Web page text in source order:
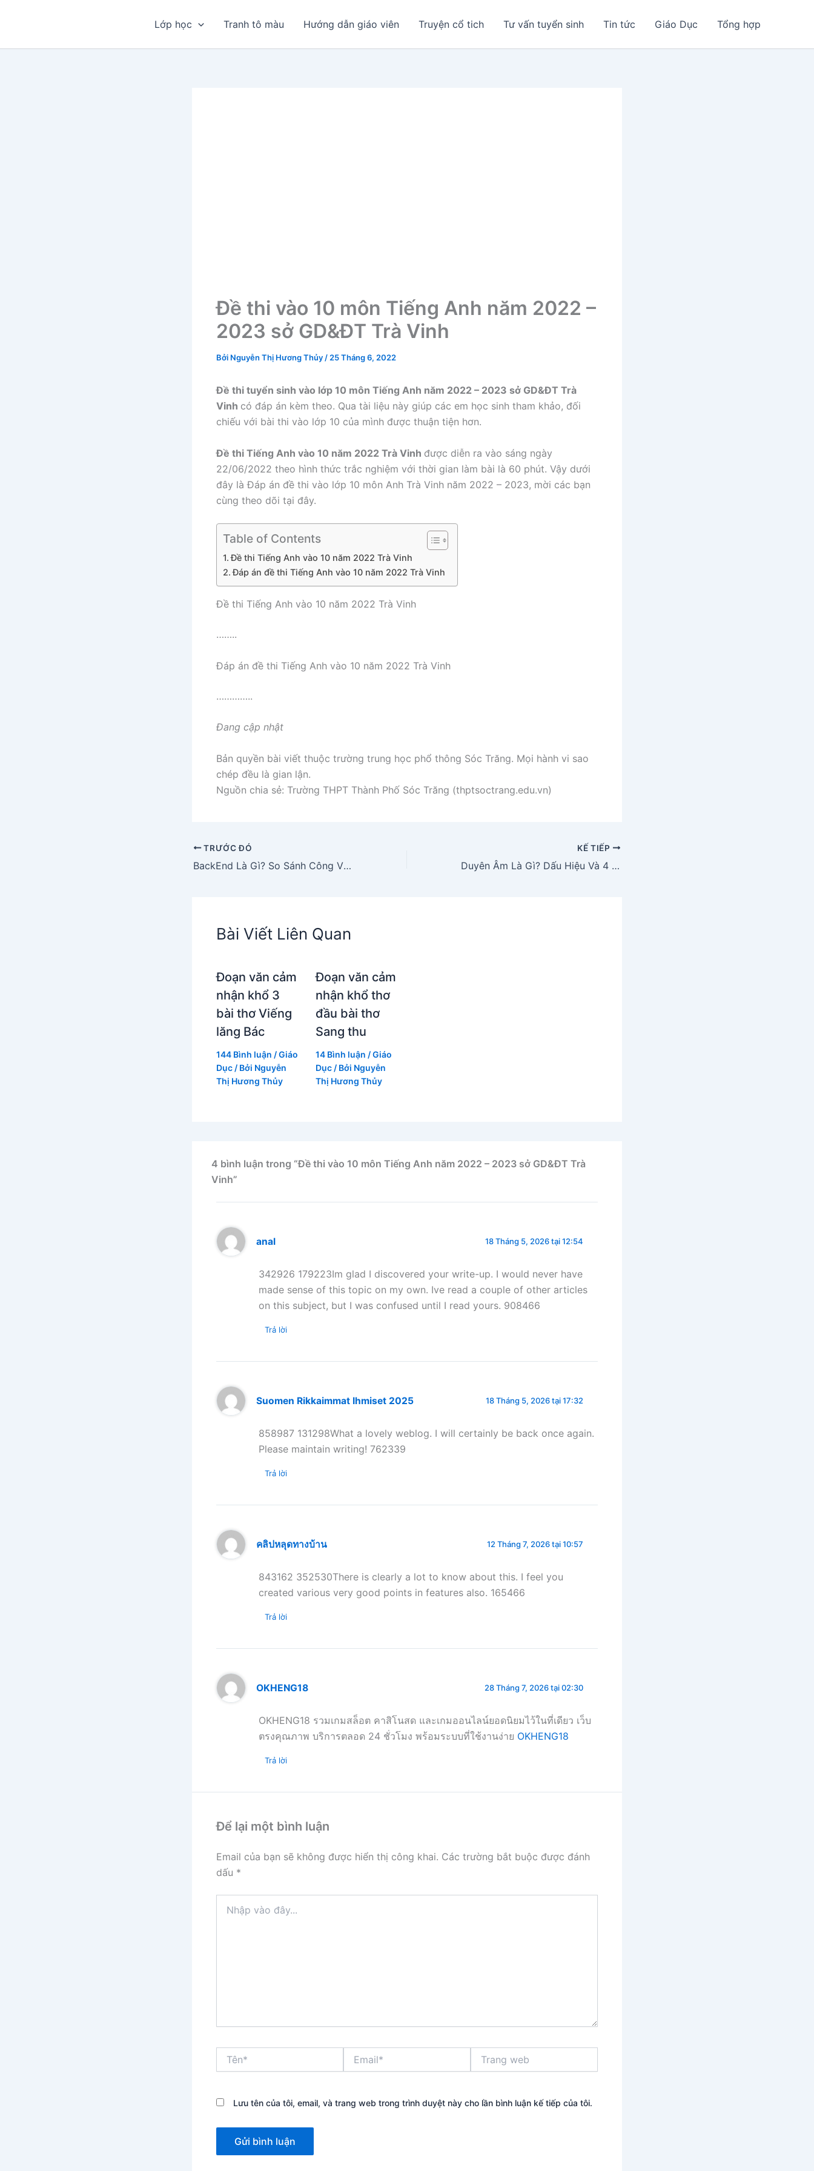
Lớp học Tranh tô màu Hướng dẫn giáo viên Truyện cổ tich Tư vấn tuyển sinh Tin tức Giáo Dục Tổng hợp
Đề thi vào 10 môn Tiếng Anh năm 2022 –
2023 sở GD&ĐT Trà Vinh
Bởi Nguyễn Thị Hương Thủy / 25 Tháng 6, 2022
Đề thi tuyển sinh vào lớp 10 môn Tiếng Anh năm 2022 – 2023 sở GD&ĐT Trà
Vinh có đáp án kèm theo. Qua tài liệu này giúp các em học sinh tham khảo, đối
chiếu với bài thi vào lớp 10 của mình được thuận tiện hơn.
Đề thi Tiếng Anh vào 10 năm 2022 Trà Vinh được diễn ra vào sáng ngày
22/06/2022 theo hình thức trắc nghiệm với thời gian làm bài là 60 phút. Vậy dưới
đây là Đáp án đề thi vào lớp 10 môn Anh Trà Vinh năm 2022 – 2023, mời các bạn
cùng theo dõi tại đây.
Table of Contents
Đề thi Tiếng Anh vào 10 năm 2022 Trà Vinh
Đáp án đề thi Tiếng Anh vào 10 năm 2022 Trà Vinh
Đề thi Tiếng Anh vào 10 năm 2022 Trà Vinh
……..
Đáp án đề thi Tiếng Anh vào 10 năm 2022 Trà Vinh
…………..
Đang cập nhật
Bản quyền bài viết thuộc trường trung học phổ thông Sóc Trăng. Mọi hành vi sao
chép đều là gian lận.
Nguồn chia sẻ: Trường THPT Thành Phố Sóc Trăng (thptsoctrang.edu.vn)
TRƯỚC ĐÓ
BackEnd Là Gì? So Sánh Công Việc Của FrontEnd Và BackEnd
KẾ TIẾP
Duyên Âm Là Gì? Dấu Hiệu Và 4 Cách để Hóa Giải Duyên âm
Bài Viết Liên Quan
Đoạn văn cảm
nhận khổ 3
bài thơ Viếng
lăng Bác
144 Bình luận /Giáo
Dục / Bởi Nguyễn
Thị Hương Thủy
Đoạn văn cảm
nhận khổ thơ
đầu bài thơ
Sang thu
14 Bình luận /Giáo
Dục/ Bởi Nguyễn
Thị Hương Thủy
4 bình luận trong “Đề thi vào 10 môn Tiếng Anh năm 2022 – 2023 sở GD&ĐT Trà
Vinh”
anal 18 Tháng 5, 2026 tại 12:54
342926 179223Im glad I discovered your write-up. I would never have
made sense of this topic on my own. Ive read a couple of other articles
on this subject, but I was confused until I read yours. 908466
Trả lời
Suomen Rikkaimmat Ihmiset 2025 18 Tháng 5, 2026 tại 17:32
858987 131298What a lovely weblog. I will certainly be back once again.
Please maintain writing! 762339
Trả lời
คลิปหลุดทางบ้าน 12 Tháng 7, 2026 tại 10:57
843162 352530There is clearly a lot to know about this. I feel you
created various very good points in features also. 165466
Trả lời
OKHENG18 28 Tháng 7, 2026 tại 02:30
OKHENG18 รวมเกมสล็อต คาสิโนสด และเกมออนไลน์ยอดนิยมไว้ในที่เดียว เว็บ
ตรงคุณภาพ บริการตลอด 24 ชั่วโมง พร้อมระบบที่ใช้งานง่าย OKHENG18
Trả lời
Để lại một bình luận
Email của bạn sẽ không được hiển thị công khai. Các trường bắt buộc được đánh
dấu *
vào
web
Lưu tên của tôi, email, và trang web trong trình duyệt này cho lần bình luận kế tiếp của tôi.